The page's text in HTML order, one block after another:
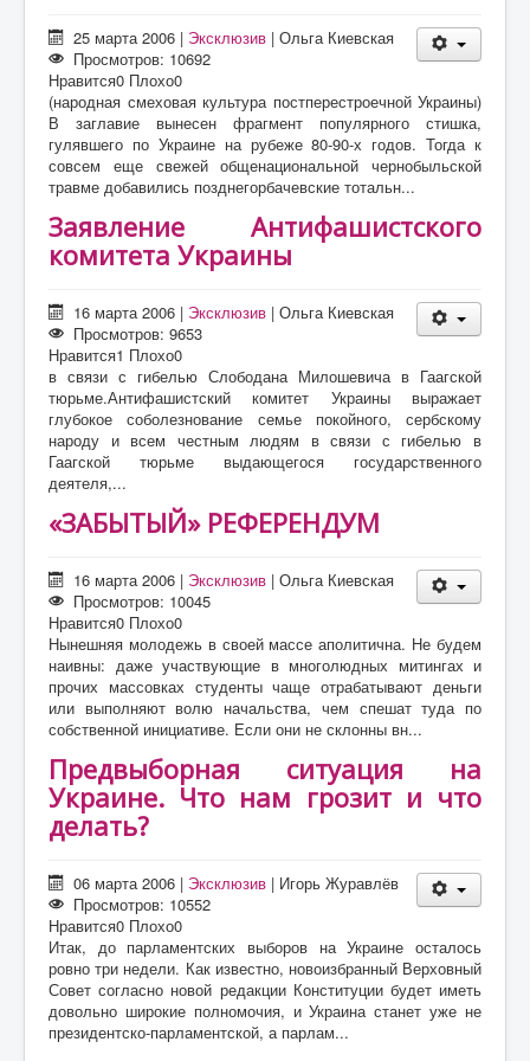
25 марта 2006 | Эксклюзив |Ольга Киевская
Просмотров: 10692
Нравится0 Плохо0
(народная смеховая культура постперестроечной Украины)
В заглавие вынесен фрагмент популярного стишка,
гулявшего по Украине на рубеже 80-90-х годов. Тогда к
совсем еще свежей общенациональной чернобыльской
травме добавились позднегорбачевские тотальн...
Заявление Антифашистского
комитета Украины
16 марта 2006 | Эксклюзив |Ольга Киевская
Просмотров: 9653
Нравится1 Плохо0
в связи с гибелью Слободана Милошевича в Гаагской
тюрьме.Антифашистский комитет Украины выражает
глубокое соболезнование семье покойного, сербскому
народу и всем честным людям в связи с гибелью в
Гаагской тюрьме выдающегося государственного
деятеля,...
«ЗАБЫТЫЙ» РЕФЕРЕНДУМ
16 марта 2006 | Эксклюзив |Ольга Киевская
Просмотров: 10045
Нравится0 Плохо0
Нынешняя молодежь в своей массе аполитична. Не будем
наивны: даже участвующие в многолюдных митингах и
прочих массовках студенты чаще отрабатывают деньги
или выполняют волю начальства, чем спешат туда по
собственной инициативе. Если они не склонны вн...
Предвыборная ситуация на
Украине. Что нам грозит и что
делать?
06 марта 2006 | Эксклюзив | Игорь Журавлёв
Просмотров: 10552
Нравится0 Плохо0
Итак, до парламентских выборов на Украине осталось
ровно три недели. Как известно, новоизбранный Верховный
Совет согласно новой редакции Конституции будет иметь
довольно широкие полномочия, и Украина станет уже не
президентско-парламентской, а парлам...